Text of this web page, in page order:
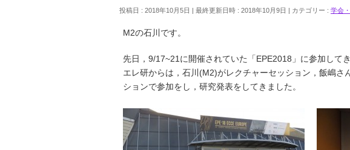
投稿日 : 2018年10月5日 最終更新日時 : 2018年10月9日 カテゴリー : 学会
M2の石川です。
先日，9/17~21に開催されていた「EPE2018」に参加して
エレ研からは，石川(M2)がレクチャーセッション，飯嶋
ションで参加をし，研究発表をしてきました。